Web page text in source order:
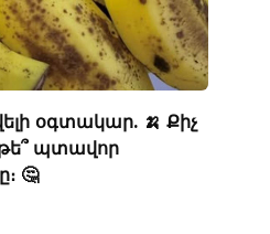
օգտակար. 🍌 Քիչ
պտավոր
🤔